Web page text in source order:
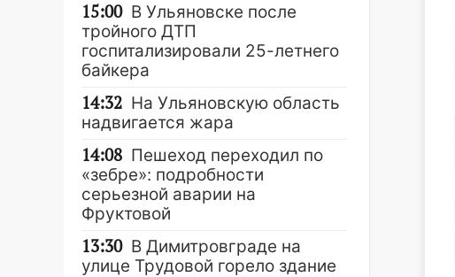
15:00 В Ульяновске после
тройного ДТП
госпитализировали 25-летнего
байкера
14:32 На Ульяновскую область
надвигается жара
14:08 Пешеход переходил по
«зебре»: подробности
серьезной аварии на
Фруктовой
13:30 В Димитровграде на
улице Трудовой горело здание